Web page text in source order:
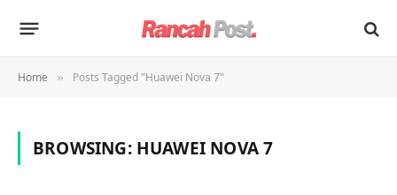
Home » Posts Tagged "Huawei Nova 7"
BROWSING: HUAWEI NOVA 7